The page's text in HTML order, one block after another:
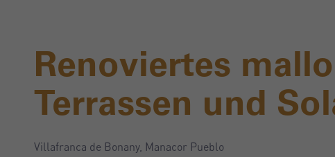
Renoviertes
Terrassen und
Villafranca de Bonany, Manacor Pueblo